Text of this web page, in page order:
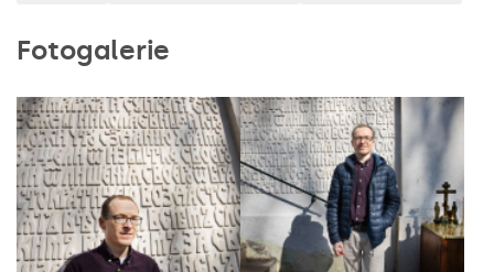
Fotogalerie